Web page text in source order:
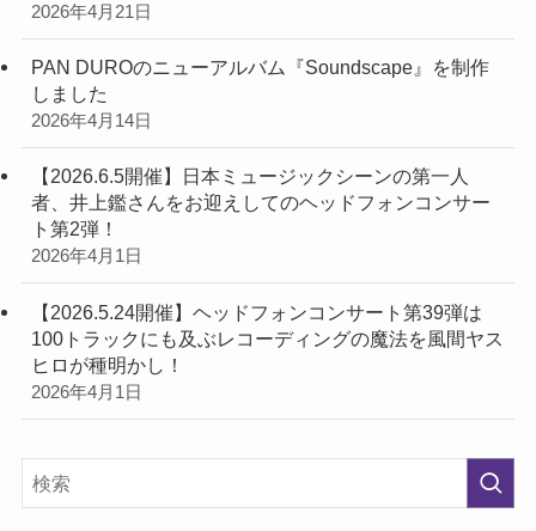
2026年4月21日
PAN DUROのニューアルバム『Soundscape』を制作
しました
2026年4月14日
【2026.6.5開催】日本ミュージックシーンの第一人
者、井上鑑さんをお迎えしてのヘッドフォンコンサー
ト第2弾！
2026年4月1日
【2026.5.24開催】ヘッドフォンコンサート第39弾は
100トラックにも及ぶレコーディングの魔法を風間ヤス
ヒロが種明かし！
2026年4月1日